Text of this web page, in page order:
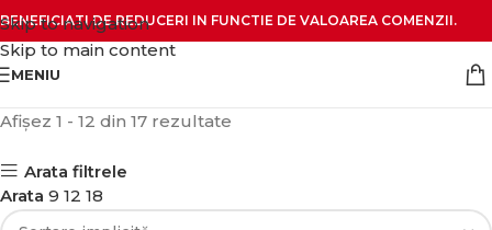
Skip to navigation
Skip to main content
BENEFICIATI DE REDUCERI IN FUNCTIE DE VALOAREA COMENZII.
MENIU
Afișez 1 - 12 din 17 rezultate
Arata filtrele
Arata 9 12 18